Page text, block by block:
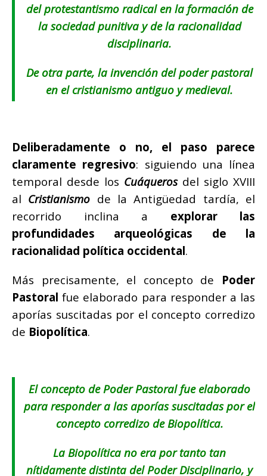
del protestantismo radical en la formación de
lasociedad punitivay de la racionalidad
disciplinaria.
De otra parte, la invención del poder pastoral
en el cristianismo antiguo y medieval.
Deliberadamente o no, el paso parece
claramente regresivo: siguiendo una línea
temporal desde los Cuáqueros del siglo XVIII
al Cristianismo de la Antigüedad tardía, el
recorrido inclina a explorar las
profundidades arqueológicas de la
racionalidad política occidental.
Más precisamente, el concepto de Poder
Pastoral fue elaborado para responder a las
aporías suscitadas por el concepto corredizo
de Biopolítica.
El concepto de Poder Pastoral fue elaborado
para responder a las aporías suscitadas por el
concepto corredizo de Biopolítica.
La Biopolítica no era por tanto tan
nítidamente distinta del Poder Disciplinario, y